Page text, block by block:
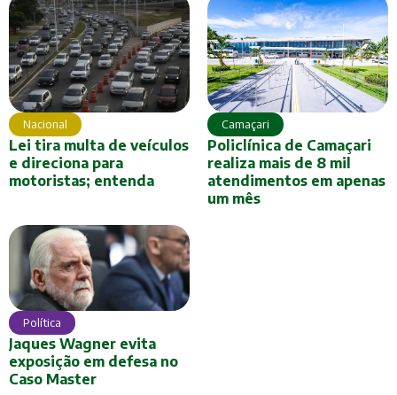
Nacional
Lei tira multa de veículos
e direciona para
motoristas; entenda
Camaçari
Policlínica de Camaçari
realiza mais de 8 mil
atendimentos em apenas
um mês
Política
Jaques Wagner evita
exposição em defesa no
Caso Master